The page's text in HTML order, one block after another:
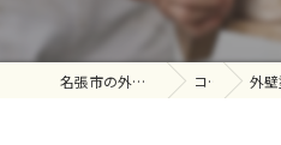
名張市の外壁塗装なら田中建装 コラム 外壁塗装